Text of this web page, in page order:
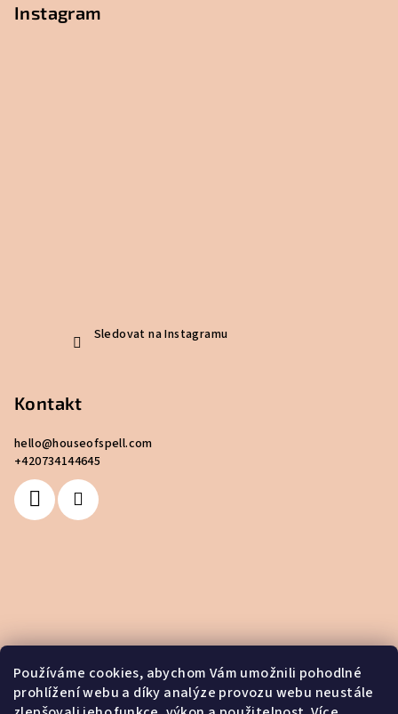
Používáme cookies, abychom Vám umožnili pohodlné
prohlížení webu a díky analýze provozu webu neustále
Instagram
Sledovat na Instagramu
Kontakt
hello@houseofspell.com
+420734144645